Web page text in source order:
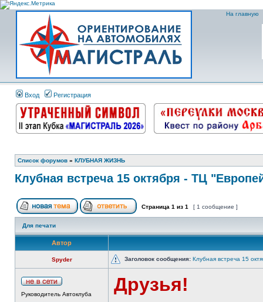
На главную
Вход Регистрация
Список форумов » КЛУБНАЯ ЖИЗНЬ
Клубная встреча 15 октября - ТЦ
Страница 1 из 1 [ 1 сообщение ]
Для печати
Автор
Spyder Заголовок сообщения: Клубная встреча 15
Руководитель Автоклуба Друзья!